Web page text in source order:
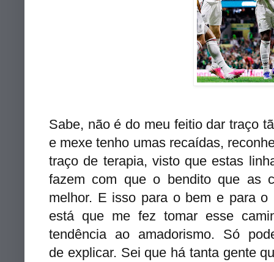
Sabe, não é do meu feitio dar traço
e mexe tenho umas recaídas,
traço de terapia, visto que estas
fazem com que o bendito que as
melhor. E isso para o bem e para
está que me fez tomar esse
tendência ao amadorismo. Só
de explicar. Sei que há tanta gente